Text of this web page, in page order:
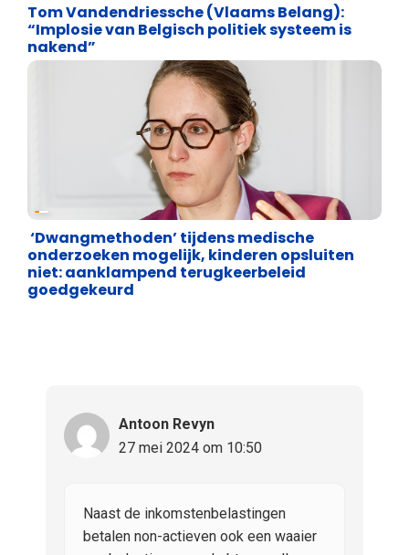
Tom Vandendriessche (Vlaams Belang):
“Implosie van Belgisch politiek systeem is
nakend”
Asiel en Migratie
‘Dwangmethoden’ tijdens medische
onderzoeken mogelijk, kinderen opsluiten
niet: aanklampend terugkeerbeleid
goedgekeurd
Antoon Revyn
27 mei 2024 om 10:50
Naast de inkomstenbelastingen
betalen non-actieven ook een waaier